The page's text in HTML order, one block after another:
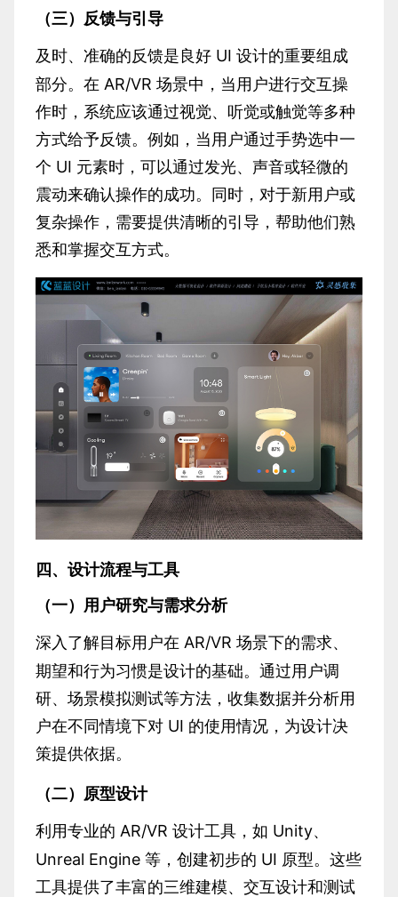
（三）反馈与引导
及时、准确的反馈是良好 UI 设计的重要组成
部分。在 AR/VR 场景中，当用户进行交互操
作时，系统应该通过视觉、听觉或触觉等多种
方式给予反馈。例如，当用户通过手势选中一
个 UI 元素时，可以通过发光、声音或轻微的
震动来确认操作的成功。同时，对于新用户或
复杂操作，需要提供清晰的引导，帮助他们熟
悉和掌握交互方式。
四、设计流程与工具
（一）用户研究与需求分析
深入了解目标用户在 AR/VR 场景下的需求、
期望和行为习惯是设计的基础。通过用户调
研、场景模拟测试等方法，收集数据并分析用
户在不同情境下对 UI 的使用情况，为设计决
策提供依据。
（二）原型设计
利用专业的 AR/VR 设计工具，如 Unity、
Unreal Engine 等，创建初步的 UI 原型。这些
工具提供了丰富的三维建模、交互设计和测试